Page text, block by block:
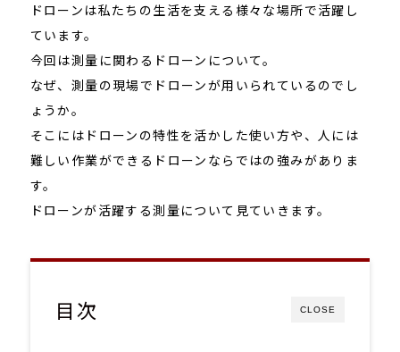
ドローンは私たちの生活を支える様々な場所で活躍し
ています。
今回は測量に関わるドローンについて。
なぜ、測量の現場でドローンが用いられているのでし
ょうか。
そこにはドローンの特性を活かした使い方や、人には
難しい作業ができるドローンならではの強みがありま
す。
ドローンが活躍する測量について見ていきます。
CLOSE
目次